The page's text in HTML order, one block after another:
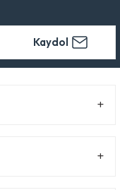
Kaydol